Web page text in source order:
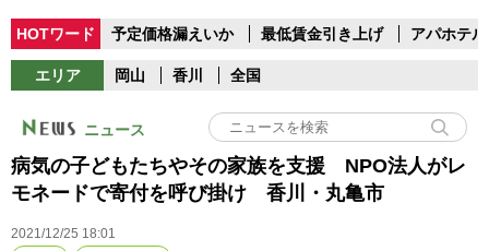
HOTワード 予定価格漏えいか 最低賃金引き上げ アパホテル
エリア 岡山 香川 全国
ニュース
病気の子どもたちやその家族を支援 NPO法人がレ
モネードで寄付を呼び掛け 香川・丸亀市
2021/12/25 18:01